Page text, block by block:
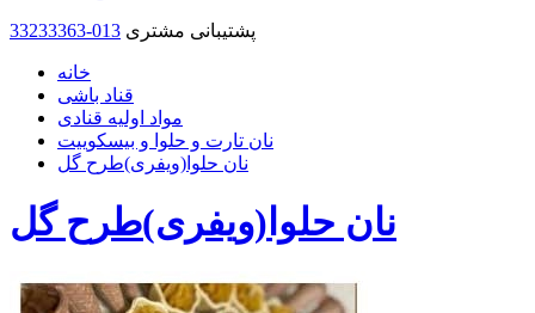
33233363-013 پشتیبانی مشتری
خانه
قناد باشی
مواد اولیه قنادی
نان تارت و حلوا و بیسکوییت
نان حلوا(ویفری)طرح گل
نان حلوا(ویفری)طرح گل